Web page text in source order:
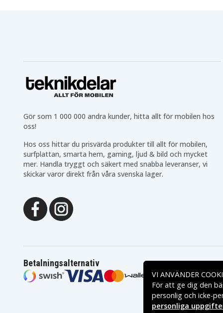
Gör som 1 000 000 andra kunder, hitta allt för mobilen hos
oss!
Hos oss hittar du prisvärda produkter till allt för mobilen,
surfplattan, smarta hem, gaming, ljud & bild och mycket
mer. Handla tryggt och säkert med snabba leveranser, vi
skickar varor direkt från våra svenska lager.
Betalningsalternativ
VI ANVÄNDER
För att ge dig den
personlig och icke-
personliga